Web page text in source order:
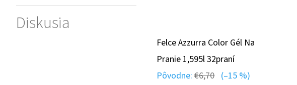
Diskusia
Felce Azzurra Color Gél Na
Pranie 1,595l 32praní
Pôvodne:€6,70 (–15 %)